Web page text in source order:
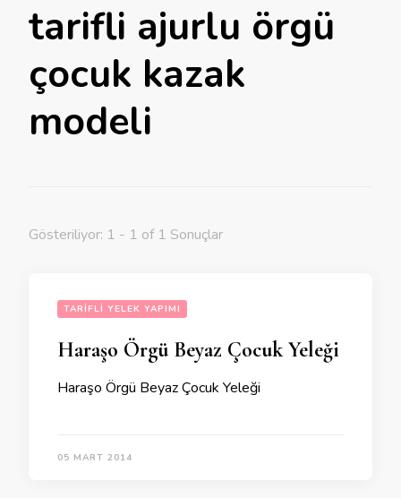
tarifli ajurlu örgü
çocuk kazak
modeli
Gösteriliyor: 1 - 1 of 1 Sonuçlar
TARIFLI YELEK YAPIMI
Haraşo Örgü Beyaz Çocuk Yeleği
Haraşo Örgü Beyaz Çocuk Yeleği
05 MART 2014